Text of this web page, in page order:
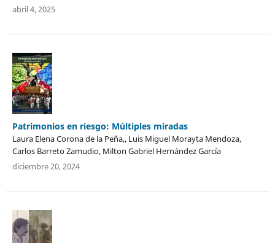
abril 4, 2025
Patrimonios en riesgo: Múltiples miradas
Laura Elena Corona de la Peña,, Luis Miguel Morayta Mendoza,
Carlos Barreto Zamudio, Milton Gabriel Hernández García
diciembre 20, 2024